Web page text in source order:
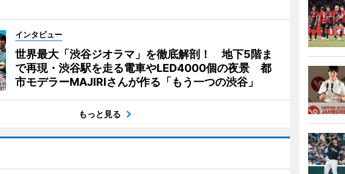
インタビュー
世界最大「渋谷ジオラマ」を徹底解剖！ 地下5階ま
で再現・渋谷駅を走る電車やLED4000個の夜景 都
市モデラーMAJIRIさんが作る「もう一つの渋谷」
もっと見る